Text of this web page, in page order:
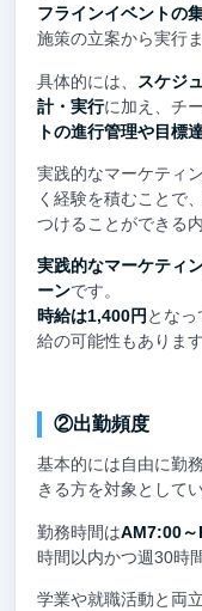
フラインイベントの
施策の立案から実行
具体的には、
スケジ
計・実行に加え、チ
トの進行管理や目標
実践的なマーケティ
く経験を積むことで
つけることができる
実践的なマーケティ
ーンです。
時給は1,400円 とな
給の可能性もあります
②出勤頻度
基本的には自由に勤
きる方を対象としてい
勤務時間はAM7:00～
時間以内かつ週30時
学業や就職活動と両